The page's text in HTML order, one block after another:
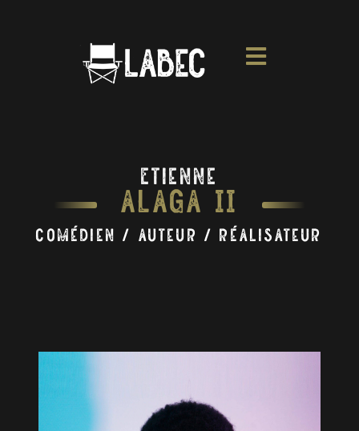
Etienne
Alaga II
Comédien / Auteur / Réalisateur